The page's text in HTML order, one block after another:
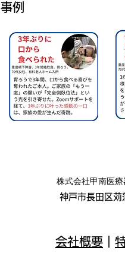
事例
株式会社甲南医
神戸市長田区
会社概要